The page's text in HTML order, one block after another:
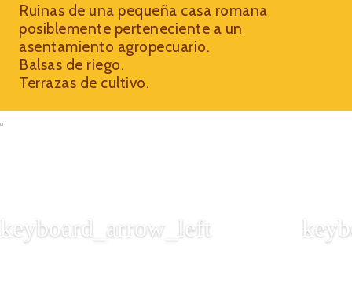
Ruinas de una pequeña casa romana
posiblemente perteneciente a un
asentamiento agropecuario.
Balsas de riego.
Terrazas de cultivo.